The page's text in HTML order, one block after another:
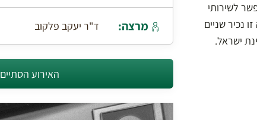
לשירותי
נכיר שניים
ישראל.
מרצה: ד"ר יעקב פלקוב
האירוע הסתיים